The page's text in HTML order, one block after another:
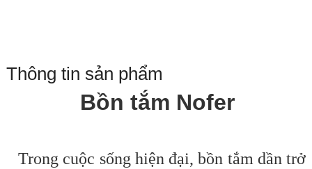
Thông tin sản phẩm
Bồn tắm Nofer
Trong cuộc sống hiện đại, bồn tắm dần trở